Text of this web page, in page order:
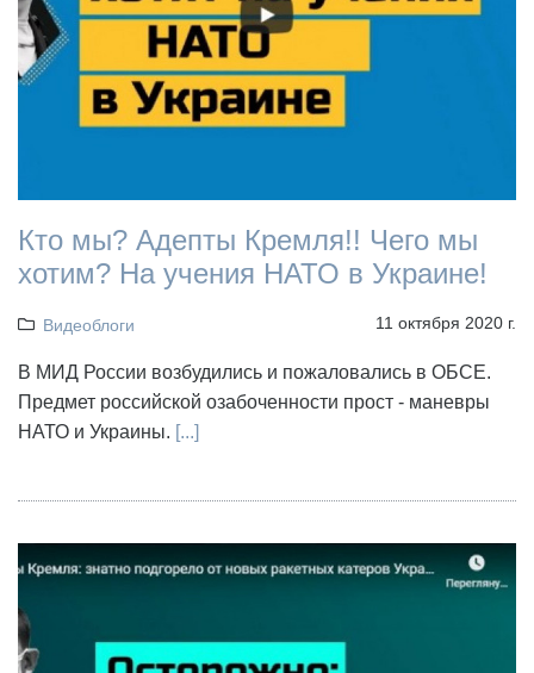
Кто мы? Адепты Кремля!! Чего мы
хотим? На учения НАТО в Украине!
Видеоблоги 11 октября 2020 г.
В МИД России возбудились и пожаловались в ОБСЕ.
Предмет российской озабоченности прост - маневры
НАТО и Украины. [...]